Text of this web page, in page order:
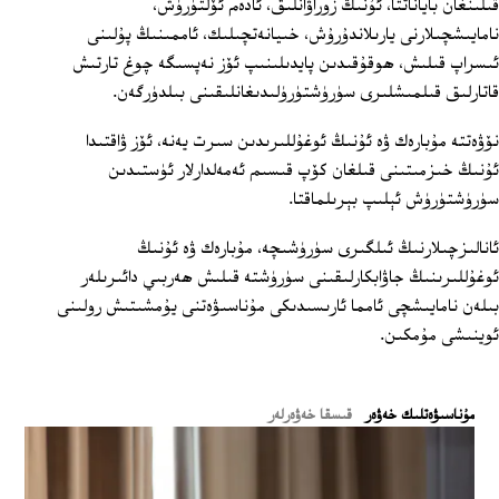
قىلىنغان باياناتتا، ئۇنىڭ زوراۋانلىق، ئادەم ئۆلتۈرۈش،
نامايىشچىلارنى يارىلاندۇرۇش، خىيانەتچىلىك، ئاممىنىڭ پۇلىنى
ئىسراپ قىلىش، ھوقۇقىدىن پايدىلىنىپ ئۆز نەپسىگە چوغ تارتىش
قاتارلىق قىلمىشلىرى سۈرۈشتۈرۈلىدىغانلىقىنى بىلدۈرگەن.
نۆۋەتتە مۇبارەك ۋە ئۇنىڭ ئوغۇللىرىدىن سىرت يەنە، ئۆز ۋاقتىدا
ئۇنىڭ خىزمىتىنى قىلغان كۆپ قىسىم ئەمەلدارلار ئۈستىدىن
سۈرۈشتۈرۈش ئېلىپ بېرىلماقتا.
ئانالىزچىلارنىڭ ئىلگىرى سۈرۈشىچە، مۇبارەك ۋە ئۇنىڭ
ئوغۇللىرىنىڭ جاۋابكارلىقىنى سۈرۈشتە قىلىش ھەربىي دائىرىلەر
بىلەن نامايىشچى ئامما ئارىسىدىكى مۇناسىۋەتنى يۇمشىتىش رولىنى
ئوينىشى مۇمكىن.
ﻣﯘﻧﺎﺳﯩﯟﻩﺗﻠﯩﻚ ﺧﻪﯞﻩﺭ قىسقا خەۋەرلەر